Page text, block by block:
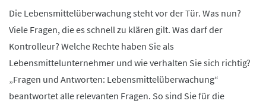
Die Lebensmittelüberwachung steht vor der Tür. Was nun?
Viele Fragen, die es schnell zu klären gilt. Was darf der
Kontrolleur? Welche Rechte haben Sie als
Lebensmittelunternehmer und wie verhalten Sie sich richtig?
„Fragen und Antworten: Lebensmittelüberwachung“
beantwortet alle relevanten Fragen. So sind Sie für die